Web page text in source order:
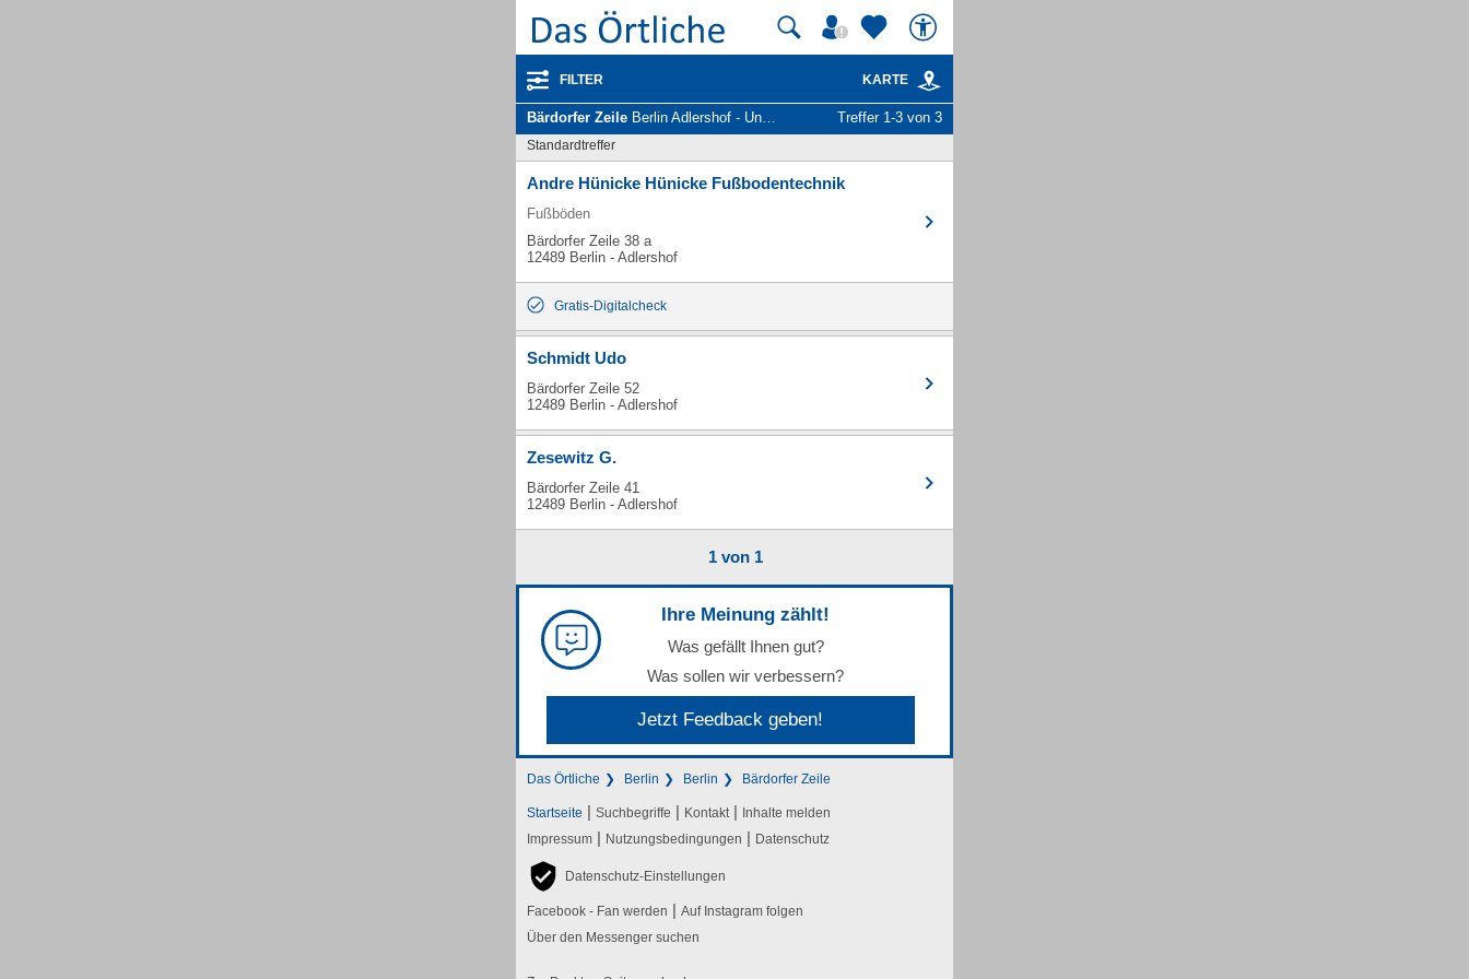
FILTER KARTE
Bärdorfer Zeile Berlin Adlershof - Unternehmen und Personen Treffer 1-3 von 3
Standardtreffer
Andre Hünicke Hünicke Fußbodentechnik
Fußböden
Bärdorfer Zeile 38 a
12489 Berlin - Adlershof
Gratis-Digitalcheck
Schmidt Udo
Bärdorfer Zeile 52
12489 Berlin - Adlershof
Zesewitz G.
Bärdorfer Zeile 41
12489 Berlin - Adlershof
1 von 1
Ihre Meinung zählt!
Was gefällt Ihnen gut?
Was sollen wir verbessern?
Jetzt Feedback geben!
Das Örtliche Berlin Berlin Bärdorfer Zeile
Startseite | Suchbegriffe | Kontakt | Inhalte melden
Impressum | Nutzungsbedingungen | Datenschutz
Datenschutz-Einstellungen
Facebook - Fan werden | Auf Instagram folgen
Über den Messenger suchen